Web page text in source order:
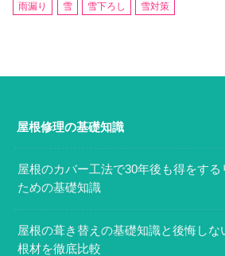
雨漏り
雪 雪下ろし 雪対策
屋根修理の基礎知識
屋根のカバー工法で30年後も得をする
ための基礎知識
屋根の葺き替えの基礎知識と後悔しな
根材を徹底比較